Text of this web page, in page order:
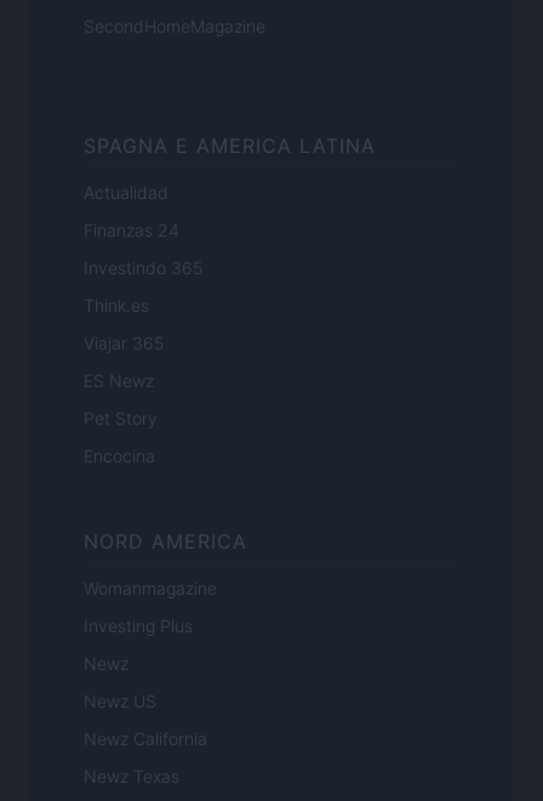
SecondHomeMagazine
SPAGNA E AMERICA LATINA
Actualidad
Finanzas 24
Investindo 365
Think.es
Viajar 365
ES Newz
Pet Story
Encocina
NORD AMERICA
Womanmagazine
Investing Plus
Newz
Newz US
Newz California
Newz Texas